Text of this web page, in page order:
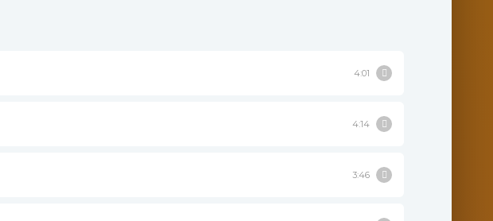
4:01
4:14
3:46